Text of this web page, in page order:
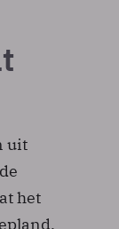
uit
het